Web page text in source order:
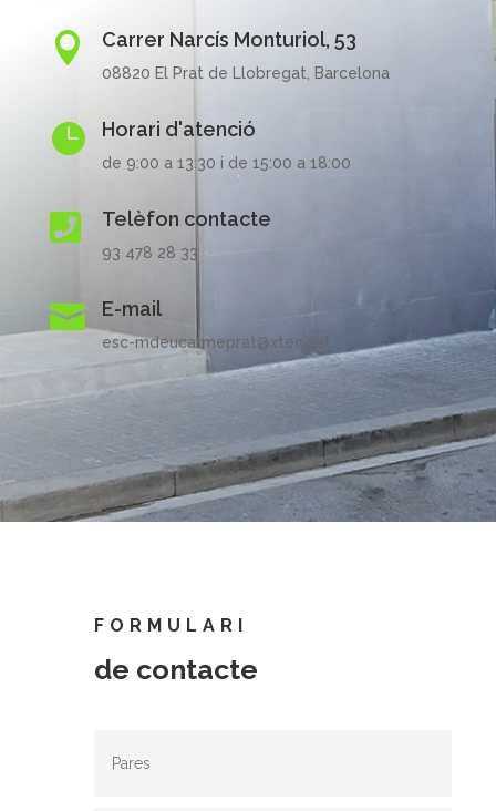
 Carrer Narcís Monturiol, 53
08820 El Prat de Llobregat, Barcelona
 Horari d'atenció
de 9:00 a 13:30 i de 15:00 a 18:00
 Telèfon contacte
93 478 28 33
 E-mail
esc-mdeucarmeprat@xtec.cat
FORMULARI
de contacte